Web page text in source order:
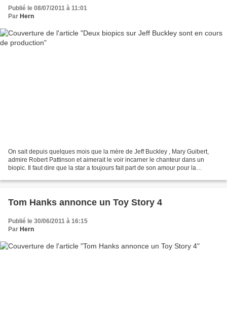
Publié le 08/07/2011 à 11:01
Par Hern
On sait depuis quelques mois que la mère de Jeff Buckley , Mary Guibert,
admire Robert Pattinson et aimerait le voir incarner le chanteur dans un
biopic. Il faut dire que la star a toujours fait part de son amour pour la
Tom Hanks annonce un Toy Story 4
Publié le 30/06/2011 à 16:15
Par Hern